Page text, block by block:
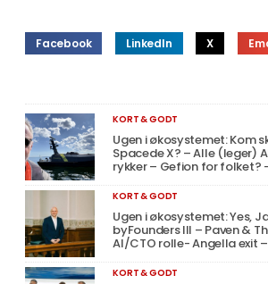
Facebook LinkedIn X
KORT & GODT
Ugen i økosystemet: Kom
Spacede X? – Alle (leger)
rykker – Gefion for folket?
KORT & GODT
Ugen i økosystemet: Yes,
byFounders III – Paven &
AI/CTO rolle- Angella exit
KORT & GODT